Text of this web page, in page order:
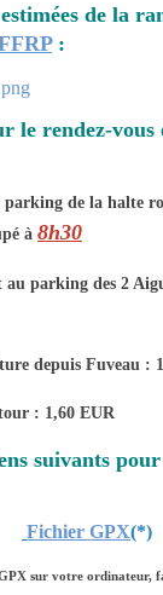
de la
:
le rendez-vous
de la halte
à 8h30
au parking des 2
depuis Fuveau :
: 1,60 EUR
suivants
Fichier GPX
sur votre ordinateur,